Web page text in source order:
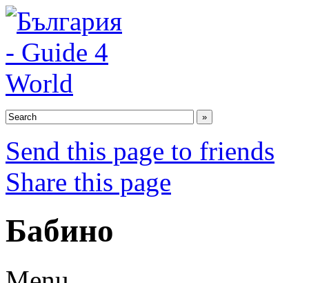
Send this page to friends
Share this page
Бабино